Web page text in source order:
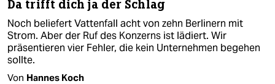
Da trifft dich ja der Schlag
Noch beliefert Vattenfall acht von zehn Berlinern mit
Strom. Aber der Ruf des Konzerns ist lädiert. Wir
präsentieren vier Fehler, die kein Unternehmen begehen
sollte.
Von Hannes Koch